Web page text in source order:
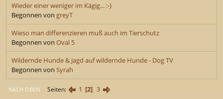
Wieder einer weniger im Kägig... :-)
Begonnen von greyT
Wieso man differenzieren muß auch im Tierschutz
Begonnen von Oval 5
Wildernde Hunde & Jagd auf wildernde Hunde - Dog TV
Begonnen von Syrah
NACH OBEN Seiten 1 2 3